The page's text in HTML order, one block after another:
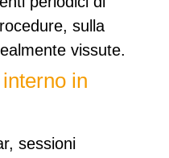
sulla
vissute.
in
sessioni